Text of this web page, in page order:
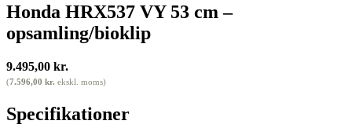
Honda HRX537 VY 53 cm –
opsamling/bioklip
9.495,00 kr.
(7.596,00 kr. ekskl. moms)
Specifikationer